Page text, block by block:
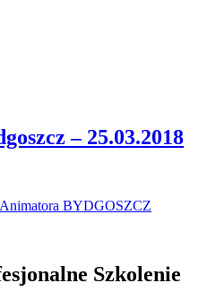
– 25.03.2018
BYDGOSZCZ
Szkolenie